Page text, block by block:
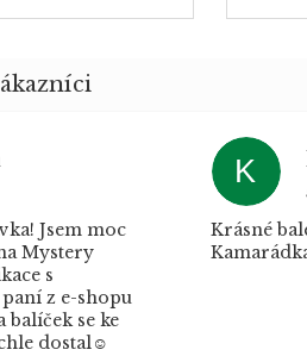
obchodu je 5 z 5 hvězdiček.
Jsem moc
Mystery
s
z e-shopu
se ke
dostal☺️
K
Krásné